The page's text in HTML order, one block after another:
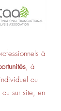
à
, à
ou
sur site, en